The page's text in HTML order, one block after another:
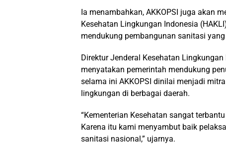
Ia menambahkan, AKKOPSI juga akan
Kesehatan Lingkungan Indonesia
mendukung pembangunan sanitasi
Direktur Jenderal Kesehatan
menyatakan pemerintah mendukung
selama ini AKKOPSI dinilai menjadi
lingkungan di berbagai daerah.
“Kementerian Kesehatan sangat
Karena itu kami menyambut baik
sanitasi nasional,” ujarnya.